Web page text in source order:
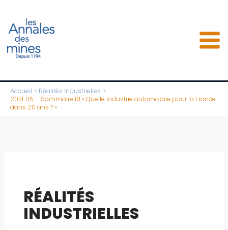
contenu
Accueil
Réalités Industrielles
2014 05 – Sommaire RI « Quelle industrie automobile pour la France
dans 20 ans ? »
RÉALITÉS
INDUSTRIELLES